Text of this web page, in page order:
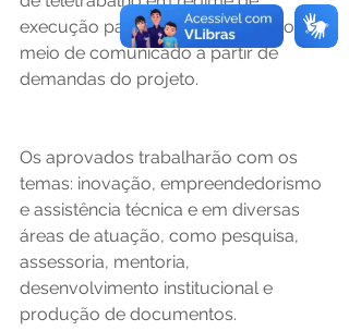
execução parcial, convocados por
meio de comunicado a partir de
demandas do projeto.
Os aprovados trabalharão com os
temas: inovação, empreendedorismo
e assistência técnica e em diversas
áreas de atuação, como pesquisa,
assessoria, mentoria,
desenvolvimento institucional e
produção de documentos.